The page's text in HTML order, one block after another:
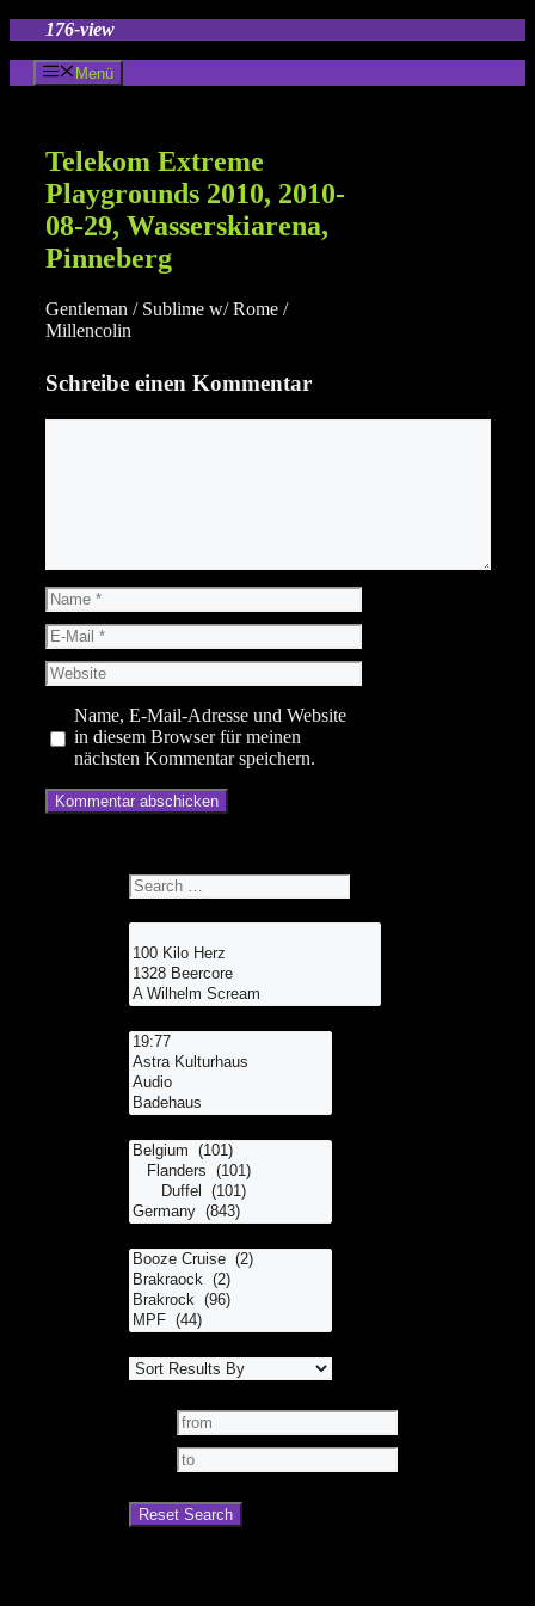
springen
176-view
Menü
Telekom Extreme
Playgrounds 2010, 2010-
08-29, Wasserskiarena,
Pinneberg
Gentleman / Sublime w/ Rome /
Millencolin
Schreibe einen Kommentar
Name
E-
Mail
Website
Name, E-Mail-Adresse und Website
in diesem Browser für meinen
nächsten Kommentar speichern.